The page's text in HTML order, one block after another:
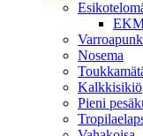
Nosema
Kalkkisikiö
Pieni